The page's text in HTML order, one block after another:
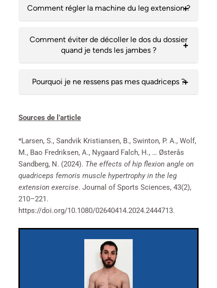
Comment régler la machine du leg extension ?
Comment éviter de décoller le dos du dossier
quand je tends les jambes ?
Pourquoi je ne ressens pas mes quadriceps ?
Sources de l’article
*Larsen, S., Sandvik Kristiansen, B., Swinton, P. A., Wolf,
M., Bao Fredriksen, A., Nygaard Falch, H., … Østerås
Sandberg, N. (2024). The effects of hip flexion angle on
quadriceps femoris muscle hypertrophy in the leg
extension exercise. Journal of Sports Sciences, 43(2),
210–221.
https://doi.org/10.1080/02640414.2024.2444713.